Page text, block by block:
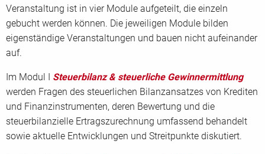
Veranstaltung ist in vier Module aufgeteilt, die einzeln
gebucht werden können. Die jeweiligen Module bilden
eigenständige Veranstaltungen und bauen nicht aufeinander
auf.
Im Modul I Steuerbilanz & steuerliche Gewinnermittlung
werden Fragen des steuerlichen Bilanzansatzes von Krediten
und Finanzinstrumenten, deren Bewertung und die
steuerbilanzielle Ertragszurechnung umfassend behandelt
sowie aktuelle Entwicklungen und Streitpunkte diskutiert.